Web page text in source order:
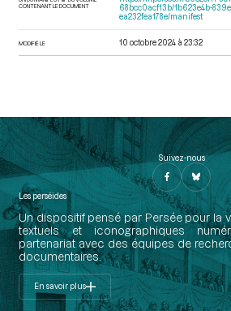
CONTENANT LE DOCUMENT
68bcc0acf13b/1b623e4b-
ea232fea178e/manifest
MODIFIÉ LE 10 octobre 2024 à 23:32
Suivez-nous
Les perséides
Un dispositif pensé par Persée pour la
textuels et iconographiques
partenariat avec des équipes de
documentaires.
En savoir plus